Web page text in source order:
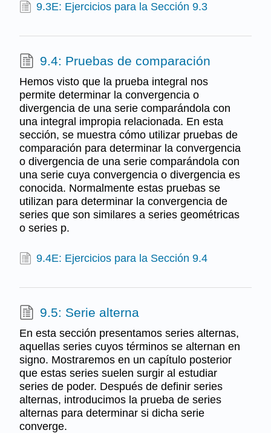
9.3E: Ejercicios para la Sección 9.3
9.4: Pruebas de comparación
Hemos visto que la prueba integral nos
permite determinar la convergencia o
divergencia de una serie comparándola con
una integral impropia relacionada. En esta
sección, se muestra cómo utilizar pruebas de
comparación para determinar la convergencia
o divergencia de una serie comparándola con
una serie cuya convergencia o divergencia es
conocida. Normalmente estas pruebas se
utilizan para determinar la convergencia de
series que son similares a series geométricas
o series p.
9.4E: Ejercicios para la Sección 9.4
9.5: Serie alterna
En esta sección presentamos series alternas,
aquellas series cuyos términos se alternan en
signo. Mostraremos en un capítulo posterior
que estas series suelen surgir al estudiar
series de poder. Después de definir series
alternas, introducimos la prueba de series
alternas para determinar si dicha serie
converge.